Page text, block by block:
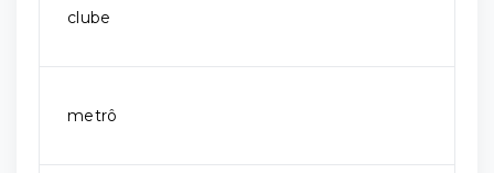
clube
metrô